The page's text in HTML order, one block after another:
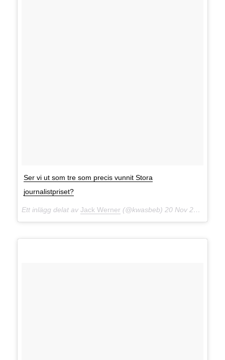
Ser vi ut som tre som precis vunnit Stora
journalistpriset?
Ett inlägg delat avJack Werner (@kwasbeb)20 Nov 2014 kl. 11:02 PST